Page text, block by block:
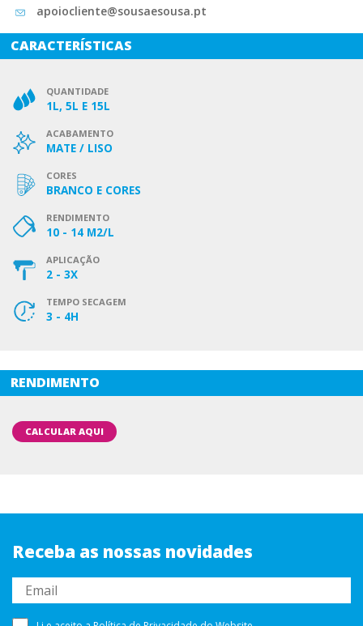
apoiocliente@sousaesousa.pt
CARACTERÍSTICAS
QUANTIDADE
1L, 5L E 15L
ACABAMENTO
MATE / LISO
CORES
BRANCO E CORES
RENDIMENTO
10 - 14 M2/L
APLICAÇÃO
2 - 3X
TEMPO SECAGEM
3 - 4H
RENDIMENTO
CALCULAR AQUI
Receba as nossas novidades